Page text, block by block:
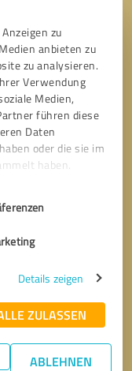
zu
anbieten zu
zu analysieren.
Verwendung
Medien,
führen diese
Daten
oder die sie im
haben.
Details zeigen
ZULASSEN
ABLEHNEN
* Erforderliche Angaben